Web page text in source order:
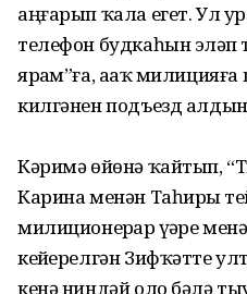
аңғарып ҡала егет. Ул
телефон будкаһын эҙләп
ярҙам”ға, аҙаҡ
килгәнен подъезд
Кәримә өйөнә ҡайтып,
Карина менән Таһирҙы
милиционерҙар үҙҙәре
кейҙерелгән Зифҡәтте
кенә ниндәй оло бәлә